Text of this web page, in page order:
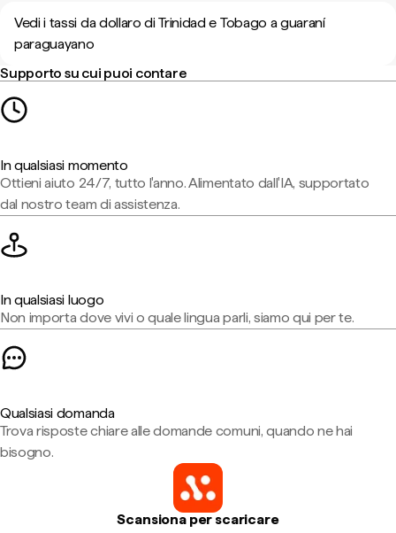
Vedi i tassi da dollaro di Trinidad e Tobago a guaraní
paraguayano
Supporto su cui puoi contare
In qualsiasi momento
Ottieni aiuto 24/7, tutto l'anno. Alimentato dall'IA, supportato
dal nostro team di assistenza.
In qualsiasi luogo
Non importa dove vivi o quale lingua parli, siamo qui per te.
Qualsiasi domanda
Trova risposte chiare alle domande comuni, quando ne hai
bisogno.
Scansiona per scaricare